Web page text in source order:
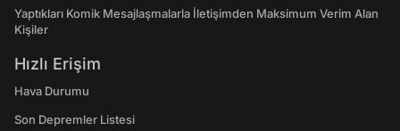
Yaptıkları Komik Mesajlaşmalarla İletişimden Maksimum Verim Alan
Kişiler
Hızlı Erişim
Hava Durumu
Son Depremler Listesi